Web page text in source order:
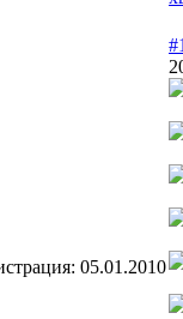
05.01.2010